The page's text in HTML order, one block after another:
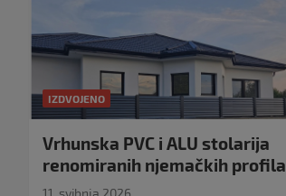
IZDVOJENO
Vrhunska PVC i ALU stolarija
renomiranih njemačkih profila
11. svibnja 2026.